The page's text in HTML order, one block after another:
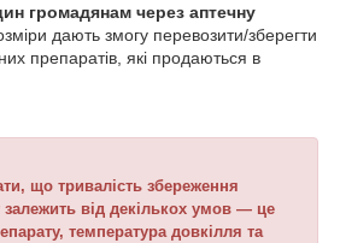
громадянам через аптечну
дають змогу перевозити/зберегти
препаратів, які продаються в
що тривалість збереження
від декількох умов — це
температура довкілля та